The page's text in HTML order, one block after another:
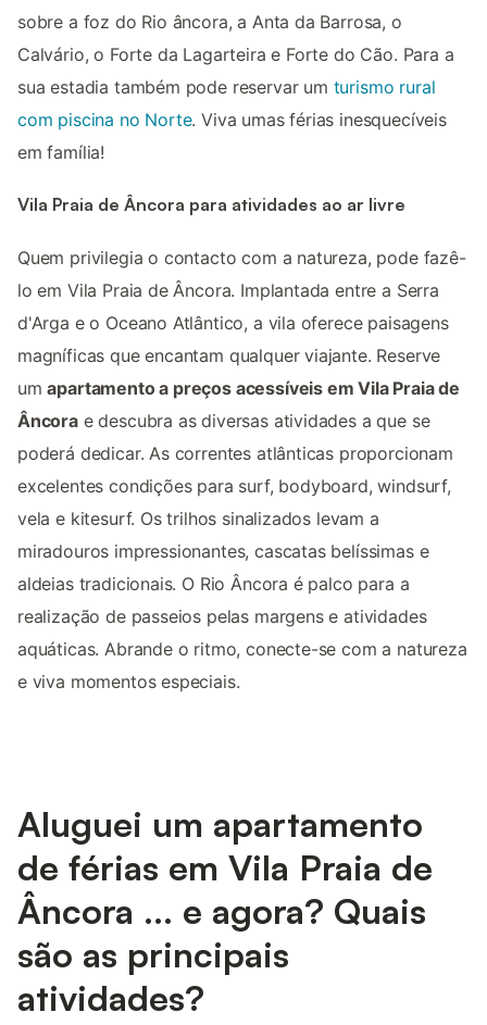
sobre a foz do Rio âncora, a Anta da Barrosa, o
Calvário, o Forte da Lagarteira e Forte do Cão. Para a
sua estadia também pode reservar um turismo rural
com piscina no Norte. Viva umas férias inesquecíveis
em família!
Vila Praia de Âncora para atividades ao ar livre
Quem privilegia o contacto com a natureza, pode fazê-
lo em Vila Praia de Âncora. Implantada entre a Serra
d'Arga e o Oceano Atlântico, a vila oferece paisagens
magníficas que encantam qualquer viajante. Reserve
umapartamento a preços acessíveis em Vila Praia de
Âncorae descubra as diversas atividades a que se
poderá dedicar. As correntes atlânticas proporcionam
excelentes condições para surf, bodyboard, windsurf,
vela e kitesurf. Os trilhos sinalizados levam a
miradouros impressionantes, cascatas belíssimas e
aldeias tradicionais. O Rio Âncora é palco para a
realização de passeios pelas margens e atividades
aquáticas. Abrande o ritmo, conecte-se com a natureza
e viva momentos especiais.
Aluguei um apartamento
de férias em Vila Praia de
Âncora ... e agora? Quais
são as principais
atividades?